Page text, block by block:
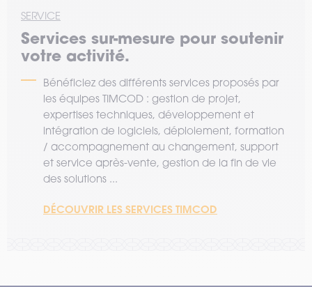
SERVICE
Services sur-mesure pour soutenir
votre activité.
Bénéficiez des différents services proposés par
les équipes TIMCOD : gestion de projet,
expertises techniques, développement et
intégration de logiciels, déploiement, formation
/ accompagnement au changement, support
et service après-vente, gestion de la fin de vie
des solutions ...
DÉCOUVRIR LES SERVICES TIMCOD